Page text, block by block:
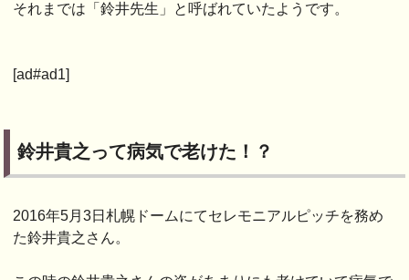
それまでは「鈴井先生」と呼ばれていたようです。
[ad#ad1]
鈴井貴之って病気で老けた！？
2016年5月3日札幌ドームにてセレモニアルピッチを務め
た鈴井貴之さん。